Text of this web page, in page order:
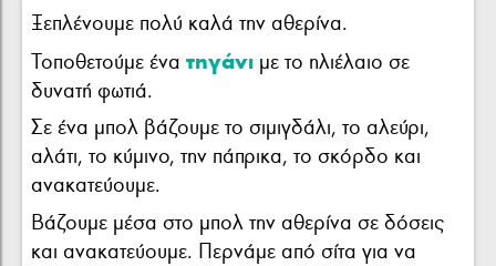
Ξεπλένουμε πολύ καλά την αθερίνα.
Τοποθετούμε ένατηγάνι με το ηλιέλαιο σε
δυνατή φωτιά.
Σε ένα μπολ βάζουμε το σιμιγδάλι, το αλεύρι,
αλάτι, το κύμινο, την πάπρικα, το σκόρδο και
ανακατεύουμε.
Βάζουμε μέσα στο μπολ την αθερίνα σε δόσεις
και ανακατεύουμε. Περνάμε από σίτα για να